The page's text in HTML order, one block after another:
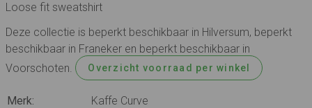
Loose fit sweatshirt
Deze collectie is beperkt beschikbaar in Hilversum, beperkt
beschikbaar in Franeker en beperkt beschikbaar in
Voorschoten.
Overzicht voorraad per winkel
Merk:
Kaffe Curve